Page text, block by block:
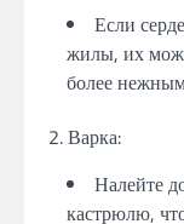
Если
жилы, их
более
2. Варка:
Налейте
кастрюлю,